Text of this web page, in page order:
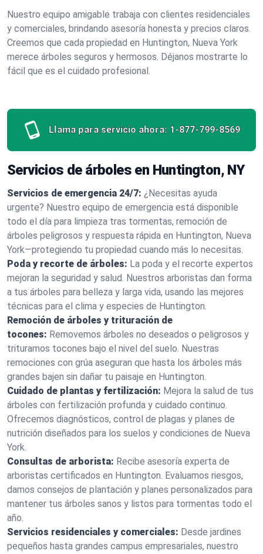
Nuestro equipo amigable trabaja con clientes residenciales
y comerciales, brindando asesoría honesta y precios claros.
Creemos que cada propiedad en Huntington, Nueva York
merece árboles seguros y hermosos. Déjanos mostrarte lo
fácil que es el cuidado profesional.
Llama para servicio ahora: 1-877-799-8569
Servicios de árboles en Huntington, NY
Servicios de emergencia 24/7: ¿Necesitas ayuda
urgente? Nuestro equipo de emergencia está disponible
todo el día para limpieza tras tormentas, remoción de
árboles peligrosos y respuesta rápida en Huntington, Nueva
York—protegiendo tu propiedad cuando más lo necesitas.
Poda y recorte de árboles: La poda y el recorte expertos
mejoran la seguridad y salud. Nuestros arboristas dan forma
a tus árboles para belleza y larga vida, usando las mejores
técnicas para el clima y especies de Huntington.
Remoción de árboles y trituración de
tocones: Removemos árboles no deseados o peligrosos y
trituramos tocones bajo el nivel del suelo. Nuestras
remociones con grúa aseguran que hasta los árboles más
grandes bajen sin dañar tu paisaje en Huntington.
Cuidado de plantas y fertilización: Mejora la salud de tus
árboles con fertilización profunda y cuidado continuo.
Ofrecemos diagnósticos, control de plagas y planes de
nutrición diseñados para los suelos y condiciones de Nueva
York.
Consultas de arborista: Recibe asesoría experta de
arboristas certificados en Huntington. Evaluamos riesgos,
damos consejos de plantación y planes personalizados para
mantener tus árboles sanos y listos para tormentas todo el
año.
Servicios residenciales y comerciales: Desde jardines
pequeños hasta grandes campus empresariales, nuestro